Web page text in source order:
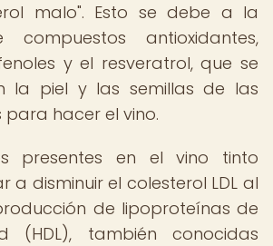
malo". Esto se debe a la
compuestos antioxidantes,
y el resveratrol, que se
la piel y las semillas de las
para hacer el vino.
presentes en el vino tinto
a disminuir el colesterol LDL al
de lipoproteínas de
(HDL), también conocidas